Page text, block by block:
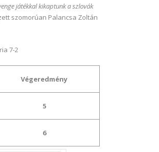
játékkal kikaptunk a szlovák
szomorúan Palancsa Zoltán
7-2
Végeredmény
5
6